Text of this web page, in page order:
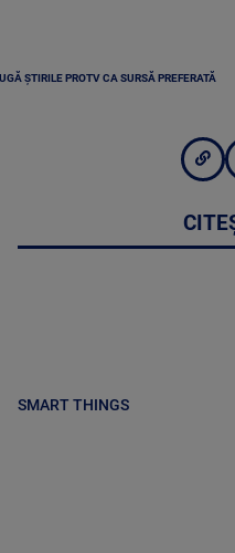
ȘTIRILE PROTV CA SURSĂ PREFERATĂ
SMART THINGS